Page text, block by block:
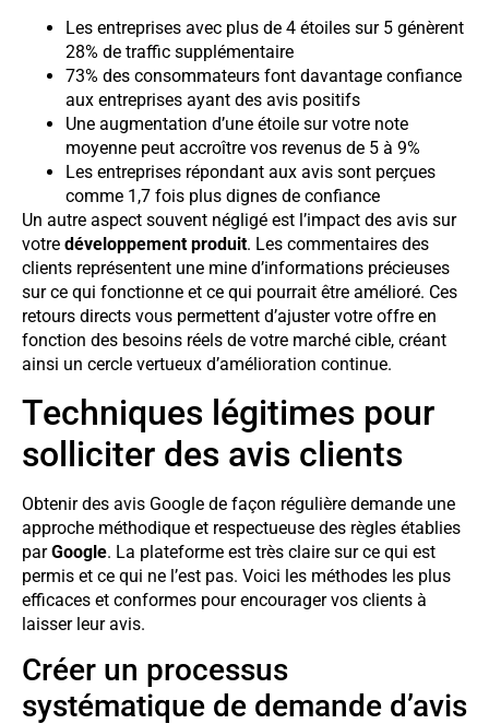
Les entreprises avec plus de 4 étoiles sur 5 génèrent
28% de traffic supplémentaire
73% des consommateurs font davantage confiance
aux entreprises ayant des avis positifs
Une augmentation d’une étoile sur votre note
moyenne peut accroître vos revenus de 5 à 9%
Les entreprises répondant aux avis sont perçues
comme 1,7 fois plus dignes de confiance
Un autre aspect souvent négligé est l’impact des avis sur
votre développement produit. Les commentaires des
clients représentent une mine d’informations précieuses
sur ce qui fonctionne et ce qui pourrait être amélioré. Ces
retours directs vous permettent d’ajuster votre offre en
fonction des besoins réels de votre marché cible, créant
ainsi un cercle vertueux d’amélioration continue.
Techniques légitimes pour
solliciter des avis clients
Obtenir des avis Google de façon régulière demande une
approche méthodique et respectueuse des règles établies
parGoogle. La plateforme est très claire sur ce qui est
permis et ce qui ne l’est pas. Voici les méthodes les plus
efficaces et conformes pour encourager vos clients à
laisser leur avis.
Créer un processus
systématique de demande d’avis